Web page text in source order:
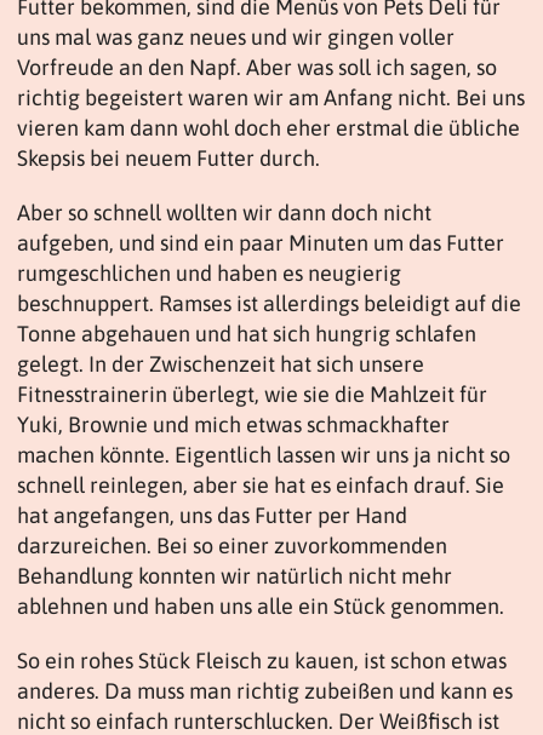
Futter bekommen, sind die Menüs von Pets Deli für
uns mal was ganz neues und wir gingen voller
Vorfreude an den Napf. Aber was soll ich sagen, so
richtig begeistert waren wir am Anfang nicht. Bei uns
vieren kam dann wohl doch eher erstmal die übliche
Skepsis bei neuem Futter durch.
Aber so schnell wollten wir dann doch nicht
aufgeben, und sind ein paar Minuten um das Futter
rumgeschlichen und haben es neugierig
beschnuppert. Ramses ist allerdings beleidigt auf die
Tonne abgehauen und hat sich hungrig schlafen
gelegt. In der Zwischenzeit hat sich unsere
Fitnesstrainerin überlegt, wie sie die Mahlzeit für
Yuki, Brownie und mich etwas schmackhafter
machen könnte. Eigentlich lassen wir uns ja nicht so
schnell reinlegen, aber sie hat es einfach drauf. Sie
hat angefangen, uns das Futter per Hand
darzureichen. Bei so einer zuvorkommenden
Behandlung konnten wir natürlich nicht mehr
ablehnen und haben uns alle ein Stück genommen.
So ein rohes Stück Fleisch zu kauen, ist schon etwas
anderes. Da muss man richtig zubeißen und kann es
nicht so einfach runterschlucken. Der Weißfisch ist